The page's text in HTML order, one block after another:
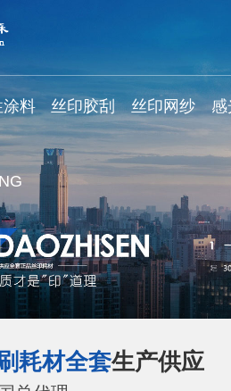
料 丝印胶刮 丝印网纱 感
耗材全套生产供应